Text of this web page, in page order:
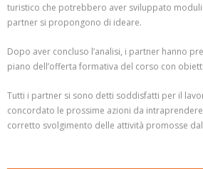
turistico che potrebbero aver sviluppato
partner si propongono di ideare.
Dopo aver concluso l’analisi, i partner hanno
piano dell’offerta formativa del corso con
Tutti i partner si sono detti soddisfatti per il
concordato le prossime azioni da
corretto svolgimento delle attività promosse